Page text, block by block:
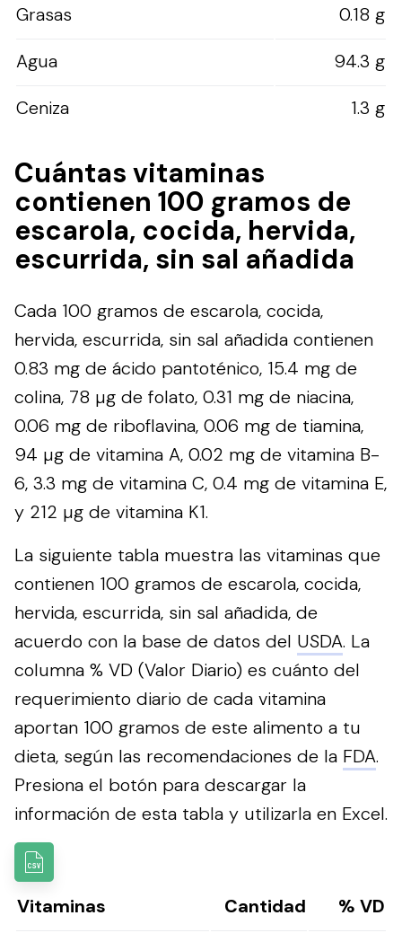
Grasas
0.18 g
Agua
94.3 g
Ceniza
1.3 g
Cuántas vitaminas
contienen 100 gramos de
escarola, cocida, hervida,
escurrida, sin sal añadida
Cada 100 gramos de escarola, cocida,
hervida, escurrida, sin sal añadida contienen
0.83 mg de ácido pantoténico, 15.4 mg de
colina, 78 µg de folato, 0.31 mg de niacina,
0.06 mg de riboflavina, 0.06 mg de tiamina,
94 µg de vitamina A, 0.02 mg de vitamina B-
6, 3.3 mg de vitamina C, 0.4 mg de vitamina E,
y 212 µg de vitamina K1.
La siguiente tabla muestra las vitaminas que
contienen 100 gramos de escarola, cocida,
hervida, escurrida, sin sal añadida, de
acuerdo con la base de datos del USDA. La
columna % VD (Valor Diario) es cuánto del
requerimiento diario de cada vitamina
aportan 100 gramos de este alimento a tu
dieta, según las recomendaciones de la FDA.
Presiona el botón para descargar la
información de esta tabla y utilizarla en Excel.
Vitaminas Cantidad % VD